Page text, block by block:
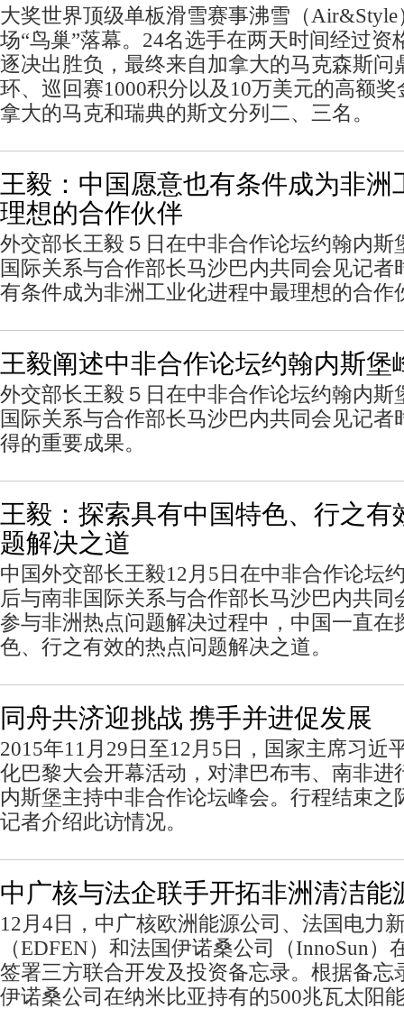
大奖世界顶级单板滑雪赛事沸雪（
场“鸟巢”落幕。24名选手在两天时间经过资
逐决出胜负，最终来自加拿大的马克森斯问
环、巡回赛1000积分以及10万美元的高额
拿大的马克和瑞典的斯文分列二、三名。
王毅：中国愿意也有条件成为非洲
理想的合作伙伴
外交部长王毅５日在中非合作论坛约翰内斯
国际关系与合作部长马沙巴内共同会见记者
有条件成为非洲工业化进程中最理想的合作
王毅阐述中非合作论坛约翰内斯堡
外交部长王毅５日在中非合作论坛约翰内斯
国际关系与合作部长马沙巴内共同会见记者
得的重要成果。
王毅：探索具有中国特色、行之有
题解决之道
中国外交部长王毅12月5日在中非合作论坛
后与南非国际关系与合作部长马沙巴内共同
参与非洲热点问题解决过程中，中国一直在
色、行之有效的热点问题解决之道。
同舟共济迎挑战 携手并进促发展
2015年11月29日至12月5日，国家主席习近
化巴黎大会开幕活动，对津巴布韦、南非进
内斯堡主持中非合作论坛峰会。行程结束之
记者介绍此访情况。
中广核与法企联手开拓非洲清洁能
12月4日，中广核欧洲能源公司、法国电力
（EDFEN）和法国伊诺桑公司（InnoSun）
签署三方联合开发及投资备忘录。根据备忘
伊诺桑公司在纳米比亚持有的500兆瓦太阳